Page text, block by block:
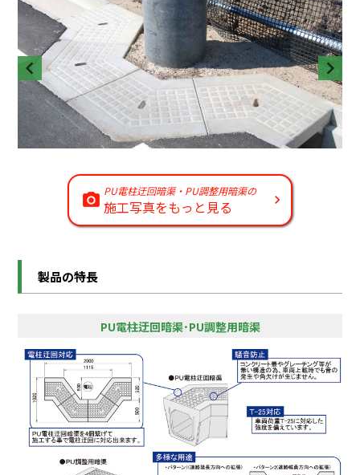
PU電柱迂回暗渠・PU調整用暗渠の
施工写真をもっと見る
製品の特長
PU電柱迂回暗渠･PU調整用暗渠